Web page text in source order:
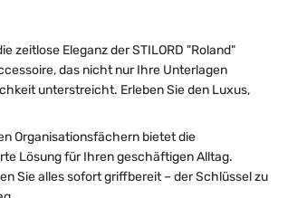
zeitlose Eleganz der STILORD "Roland"
das nicht nur Ihre Unterlagen
unterstreicht. Erleben Sie den Luxus,
Organisationsfächern bietet die
Lösung für Ihren geschäftigen Alltag.
Sie alles sofort griffbereit – der Schlüssel zu